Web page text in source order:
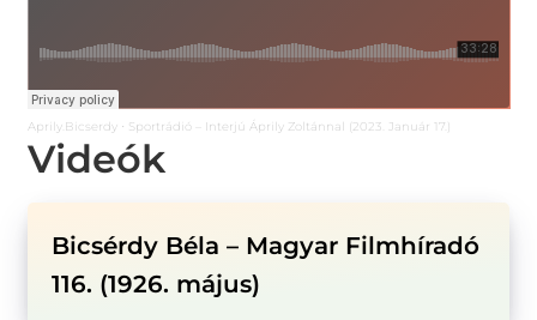
Aprily.Bicserdy· Sportrádió – Interjú Áprily Zoltánnal (2023. Január 17.)
Videók
Bicsérdy Béla – Magyar Filmhíradó
116. (1926. május)